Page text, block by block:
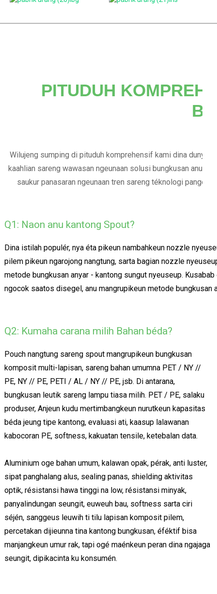
PITUDUH
Wilujeng sumping di pituduh komprehensif kami dina dunya bungkusan kantong stand-up! Salaku perusahaan
kaahlian sareng wawasan ngeunaan solusi bungkusan anu inovatif sareng serbaguna ieu. Naha anjeun profésional
saukur panasaran ngeunaan tren sareng téknologi
Q1: Naon anu kantong Spout?
Dina istilah populér, nya éta pikeun nambahkeun nozzle
pilem pikeun ngarojong nangtung, sarta bagian nozzle
metode bungkusan anyar - kantong sungut nyeuseup.
ngocok saatos disegel, anu mangrupikeun metode bungkusan
Q2: Kumaha carana milih Bahan béda?
Pouch nangtung sareng spout mangrupikeun bungkusan
komposit multi-lapisan, sareng bahan umumna PET / NY //
PE, NY // PE, PETI / AL / NY // PE, jsb. Di antarana,
bungkusan leutik sareng lampu tiasa milih. PET / PE, salaku
produser, Anjeun kudu mertimbangkeun nurutkeun kapasitas
béda jeung tipe kantong, evaluasi ati, kaasup lalawanan
kabocoran PE, softness, kakuatan tensile, ketebalan data.
Aluminium oge bahan umum, kalawan opak, pérak, anti luster,
sipat panghalang alus, sealing panas, shielding aktivitas
optik, résistansi hawa tinggi na low, résistansi minyak,
panyalindungan seungit, euweuh bau, softness sarta ciri
séjén, sanggeus leuwih ti tilu lapisan komposit pilem,
percetakan dijieunna tina kantong bungkusan, éféktif bisa
manjangkeun umur rak, tapi ogé maénkeun peran dina ngajaga
seungit, dipikacinta ku konsumén.